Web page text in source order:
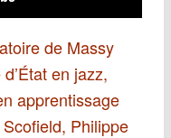
de Massy
en jazz,
apprentissage
Philippe